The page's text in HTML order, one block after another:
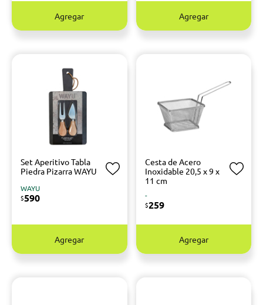
Agregar Agregar
Set Aperitivo Tabla
Piedra Pizarra WAYU
WAYU
$590
Agregar
Cesta de Acero
Inoxidable 20,5 x 9 x
11 cm
-
$259
Agregar